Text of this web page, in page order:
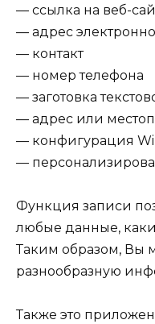
— ссылка на веб-
— адрес
— контакт
— номер телефона
— заготовка
— адрес или
— конфигурация
—
Функция записи
любые данные,
Таким образом, Вы
разнообразную
Также это